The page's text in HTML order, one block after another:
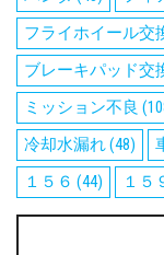
フライホイール交
ブレーキパッド交
ミッション不良
冷却水漏れ(48)
１５６ (44) １５